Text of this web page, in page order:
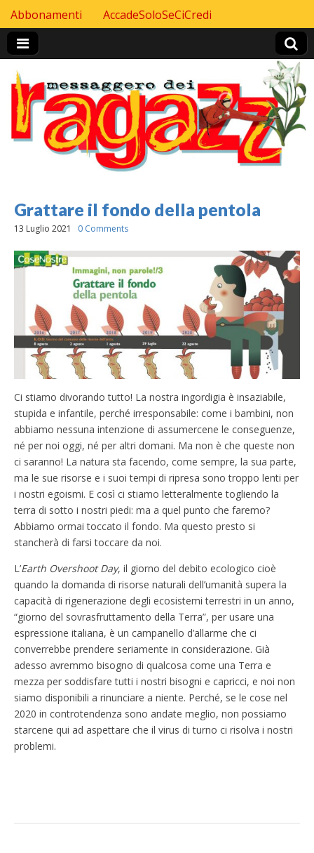
Header Top menu
Skip to content
Abbonamenti AccadeSoloSeCiCredi
Grattare il fondo della pentola
13 Luglio 2021 0 Comments
Ci stiamo divorando tutto! La nostra ingordigia è insaziabile,
stupida e infantile, perché irresponsabile: come i bambini, non
abbiamo nessuna intenzione di assumercene le conseguenze,
né per noi oggi, né per altri domani. Ma non è che queste non
ci saranno! La natura sta facendo, come sempre, la sua parte,
ma le sue risorse e i suoi tempi di ripresa sono troppo lenti per
i nostri egoismi. E così ci stiamo letteralmente togliendo la
terra di sotto i nostri piedi: ma a quel punto che faremo?
Abbiamo ormai toccato il fondo. Ma questo presto si
stancherà di farsi toccare da noi.
L’Earth Overshoot Day, il giorno del debito ecologico cioè
quando la domanda di risorse naturali dell’umanità supera la
capacità di rigenerazione degli ecosistemi terrestri in un anno,
“giorno del sovrasfruttamento della Terra”, per usare una
espressione italiana, è un campanello d’allarme che ci
converrebbe prendere seriamente in considerazione. Già
adesso avremmo bisogno di qualcosa come una Terra e
mezza per soddisfare tutti i nostri bisogni e capricci, e noi non
siamo disponibili a rinunciare a niente. Perché, se le cose nel
2020 in controtendenza sono andate meglio, non possiamo
starcene qui ad aspettare che il virus di turno ci risolva i nostri
problemi.